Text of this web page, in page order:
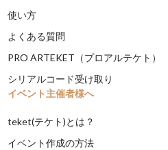
使い方
よくある質問
PRO ARTEKET（プロアルテケト）
シリアルコード受け取り
イベント主催者様へ
teket(テケト)とは？
イベント作成の方法